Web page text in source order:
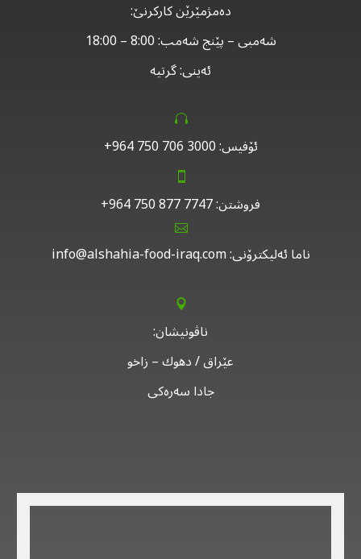
دەمژمێرێن کارکرنێ:
شەمبی – پێنج شەمب: 8:00 – 18:00
ئەینی: گرتیە


ئۆفیس: 3000 706 750 964+


فروشتن: 7747 877 750 964+


ناما ئەلیکترۆنی:info@alshahia-food-iraq.com


ناڤونیشان:
عێراق / دهوك – زاخو
جادا سەرەکی